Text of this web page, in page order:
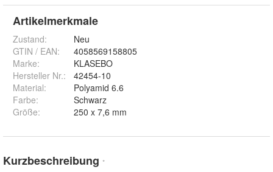
Artikelmerkmale
Zustand:
Neu
GTIN / EAN:
4058569158805
Marke:
KLASEBO
Hersteller Nr.:
42454-10
Material:
Polyamid 6.6
Farbe:
Schwarz
Größe: 250 x 7,6 mm
Kurzbeschreibung *